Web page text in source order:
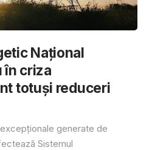
Național
în criza
totuși reduceri
generate de
Sistemul